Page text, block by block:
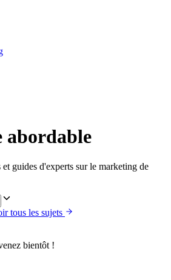
abordable
guides d'experts sur le marketing de
tous les sujets
bientôt !